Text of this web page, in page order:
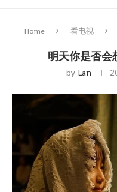
Home 看电视
明天你是否会
by Lan